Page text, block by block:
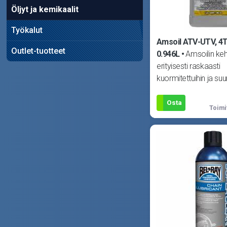
Öljyt ja kemikaalit
Työkalut
Outlet-tuotteet
Amsoil ATV-UTV,
0.946L
Amsoilin
erityisesti raskaasti
kuormitettuihin ja
synteettine
Osta